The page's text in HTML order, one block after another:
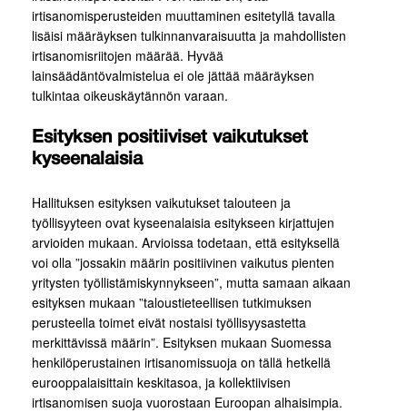
irtisanomisperusteiden muuttaminen esitetyllä tavalla
lisäisi määräyksen tulkinnanvaraisuutta ja mahdollisten
irtisanomisriitojen määrää. Hyvää
lainsäädäntövalmistelua ei ole jättää määräyksen
tulkintaa oikeuskäytännön varaan.
Esityksen positiiviset vaikutukset
kyseenalaisia
Hallituksen esityksen vaikutukset talouteen ja
työllisyyteen ovat kyseenalaisia esitykseen kirjattujen
arvioiden mukaan. Arvioissa todetaan, että esityksellä
voi olla ”jossakin määrin positiivinen vaikutus pienten
yritysten työllistämiskynnykseen”, mutta samaan aikaan
esityksen mukaan ”taloustieteellisen tutkimuksen
perusteella toimet eivät nostaisi työllisyysastetta
merkittävissä määrin”. Esityksen mukaan Suomessa
henkilöperustainen irtisanomissuoja on tällä hetkellä
eurooppalaisittain keskitasoa, ja kollektiivisen
irtisanomisen suoja vuorostaan Euroopan alhaisimpia.